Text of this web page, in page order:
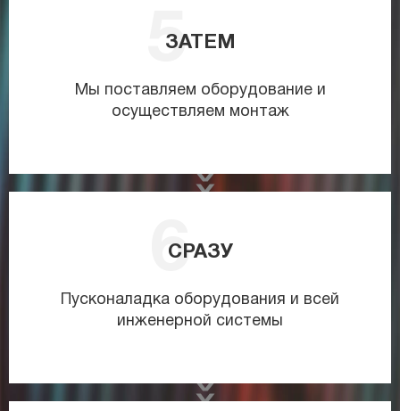
ЗАТЕМ
Мы поставляем оборудование и
осуществляем монтаж
СРАЗУ
Пусконаладка оборудования и всей
инженерной системы